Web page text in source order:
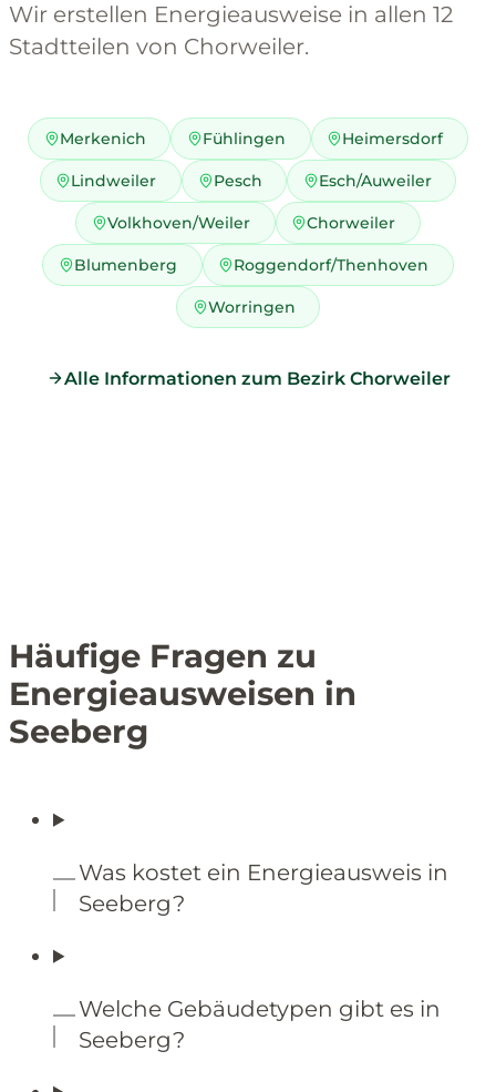
Wir erstellen Energieausweise in allen 12
Stadtteilen von Chorweiler.
Merkenich Fühlingen Heimersdorf
Lindweiler Pesch Esch/Auweiler
Volkhoven/Weiler Chorweiler
Blumenberg Roggendorf/Thenhoven
Worringen
Alle Informationen zum Bezirk Chorweiler
Häufige Fragen zu
Energieausweisen in
Seeberg
Was kostet ein Energieausweis in
Seeberg?
Welche Gebäudetypen gibt es in
Seeberg?